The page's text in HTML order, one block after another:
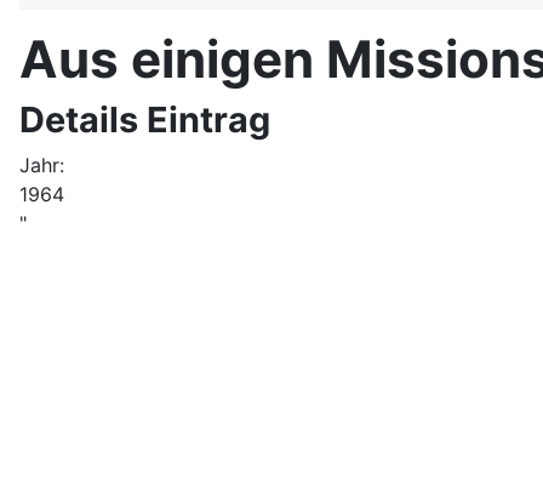
Aus einigen
Details Eintrag
Jahr:
1964
"